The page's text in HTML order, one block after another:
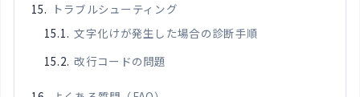
トラブルシューティング
文字化けが発生した場合の診断手順
改行コードの問題